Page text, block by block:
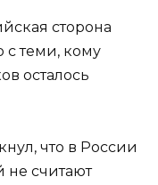
сторона
с теми, кому
осталось
что в России
не считают